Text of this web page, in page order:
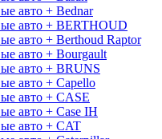
авто + Bednar
авто + BERTHOUD
авто + Berthoud Raptor
авто + Bourgault
авто + BRUNS
авто + Capello
авто + CASE
авто + Case IH
авто + CAT